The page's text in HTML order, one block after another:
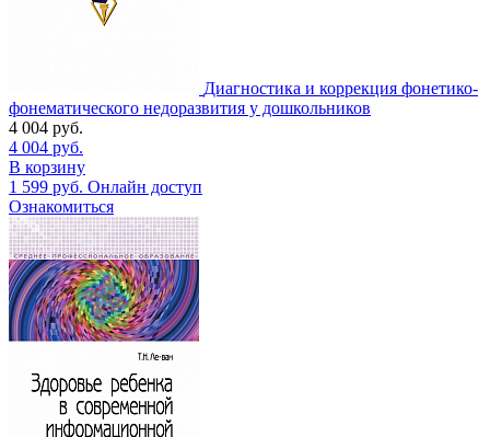
Диагностика и коррекция фонетико-
фонематического недоразвития у дошкольников
4 004 руб.
4 004 руб.
В корзину
1 599 руб. Онлайн доступ
Ознакомиться